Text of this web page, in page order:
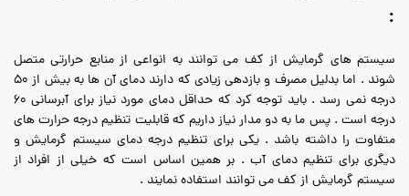
:
سیستم های گرمایش از کف می توانند به انواعی از منابع حرارتی متصل
شوند . اما بدلیل مصرف و بازدهی زیادی که دارند دمای آن ها به بیش از 50
درجه نمی رسد . باید توجه کرد که حداقل دمای مورد نیاز برای آبرسانی 60
درجه است . پس ما به دو مدار نیاز داریم که قابلیت تنظیم درجه حرارت های
متفاوت را داشته باشد . یکی برای تنظیم درجه دمای سیستم گرمایش و
دیگری برای تنظیم دمای آب . بر همین اساس است که خیلی از افراد از
سیستم گرمایش از کف می توانند استفاده نمایند .